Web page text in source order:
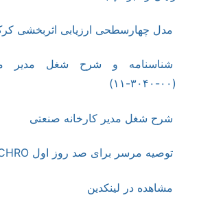
مدل چهارسطحی ارزیابی اثربخشی
شناسنامه و شرح شغل مدیر
(۰۰-۳۰۴۰-۱۱)
شرح شغل مدیر کارخانه صنعتی
توصیه مرسر برای صد روز اول CHRO
مشاهده در لینکدین